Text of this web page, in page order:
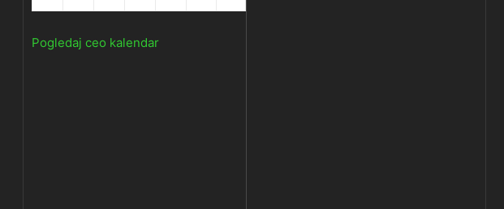
Pogledaj ceo kalendar